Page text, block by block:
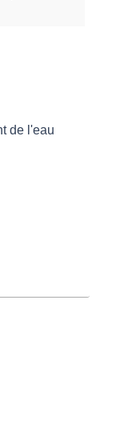
de l'eau